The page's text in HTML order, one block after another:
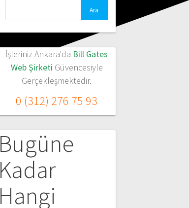
İşleriniz Ankara'da Bill Gates
Web Şirketi Güvencesiyle
Gerçekleşmektedir.
0 (312) 276 75 93
Bugüne
Kadar
Hangi